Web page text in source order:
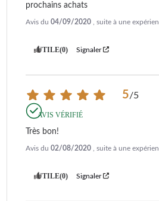
prochains achats
Avis du 04/09/2020 , suite à une
UTILE(0) Signaler
5/5
AVIS VÉRIFIÉ
Très bon!
Avis du 02/08/2020 , suite à une
UTILE(0) Signaler